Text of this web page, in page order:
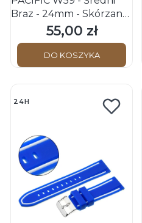
Brąz - 24mm - Skórzany
pasek do zegarka
Cena
55,00 zł
DO KOSZYKA
24H